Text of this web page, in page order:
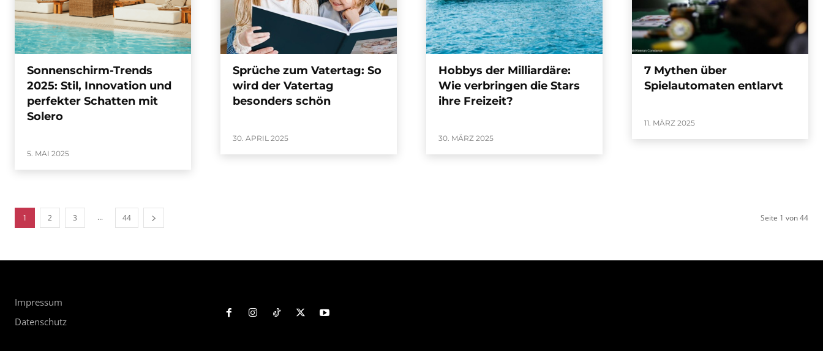
Sonnenschirm-Trends
2025: Stil, Innovation und
perfekter Schatten mit
Solero
5. MAI 2025
Sprüche zum Vatertag: So
wird der Vatertag
besonders schön
30. APRIL 2025
Hobbys der Milliardäre:
Wie verbringen die Stars
ihre Freizeit?
30. MÄRZ 2025
7 Mythen über
Spielautomaten entlarvt
11. MÄRZ 2025
1 2 3 ... 44 Seite 1 von 44
Impressum
Datenschutz